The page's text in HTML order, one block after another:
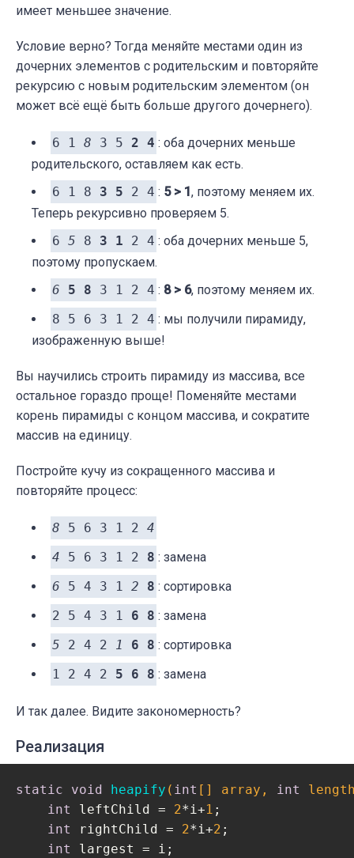
имеет меньшее значение.
Условие верно? Тогда меняйте местами один из
дочерних элементов с родительским и повторяйте
рекурсию с новым родительским элементом (он
может всё ещё быть больше другого дочернего).
6 1 8 3 5 2 4 : оба дочерних меньше
родительского, оставляем как есть.
6 1 8 3 5 2 4 : 5 > 1 , поэтому меняем их.
Теперь рекурсивно проверяем 5.
6 5 8 3 1 2 4 : оба дочерних меньше 5,
поэтому пропускаем.
6
5 8 3 1 2 4 : 8 > 6, поэтому меняем их.
8 5 6 3 1 2 4 : мы получили пирамиду,
изображенную выше!
Вы научились строить пирамиду из массива, все
остальное гораздо проще! Поменяйте местами
корень пирамиды с концом массива, и сократите
массив на единицу.
Постройте кучу из сокращенного массива и
повторяйте процесс:
8 5 6 3 1 2 4
4 5 6 3 1 2 8 : замена
6 5 4 3 1 2 8 : сортировка
2 5 4 3 1 6 8 : замена
5 2 4 2 1 6 8 : сортировка
1 2 4 2 5 6 8 : замена
И так далее. Видите закономерность?
Реализация
static void heapify ( int [] array, int
int
leftChild = 2*i+1 ;
int
rightChild = 2*i+2 ;
int
largest = i;